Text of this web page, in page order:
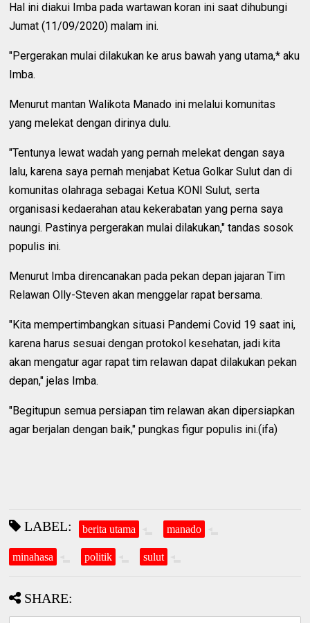
Hal ini diakui Imba pada wartawan koran ini saat dihubungi
Jumat (11/09/2020) malam ini.
"Pergerakan mulai dilakukan ke arus bawah yang utama,* aku
Imba.
Menurut mantan Walikota Manado ini melalui komunitas
yang melekat dengan dirinya dulu.
"Tentunya lewat wadah yang pernah melekat dengan saya
lalu, karena saya pernah menjabat Ketua Golkar Sulut dan di
komunitas olahraga sebagai Ketua KONI Sulut, serta
organisasi kedaerahan atau kekerabatan yang perna saya
naungi. Pastinya pergerakan mulai dilakukan," tandas sosok
populis ini.
Menurut Imba direncanakan pada pekan depan jajaran Tim
Relawan Olly-Steven akan menggelar rapat bersama.
"Kita mempertimbangkan situasi Pandemi Covid 19 saat ini,
karena harus sesuai dengan protokol kesehatan, jadi kita
akan mengatur agar rapat tim relawan dapat dilakukan pekan
depan," jelas Imba.
"Begitupun semua persiapan tim relawan akan dipersiapkan
agar berjalan dengan baik," pungkas figur populis ini.(ifa)
LABEL: berita utama manado
minahasa politik sulut
SHARE: